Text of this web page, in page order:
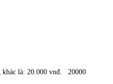
khác là: 20.000 vnđ. 20000